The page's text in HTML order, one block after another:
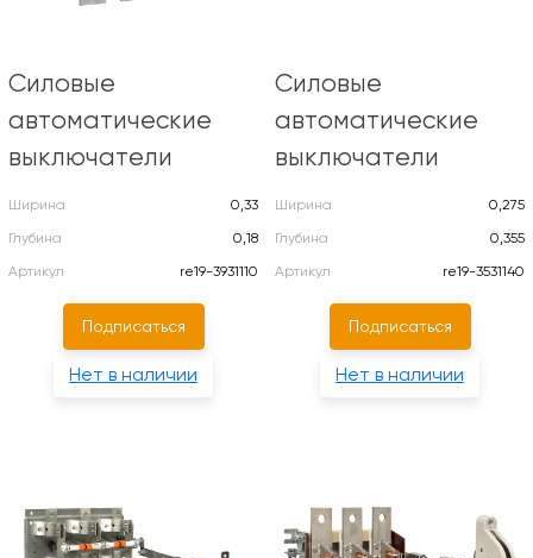
Силовые
автоматические
выключатели
Ширина
0,33
Глубина
0,18
Артикул
re19-3931110
Подписаться
Нет в наличии
Силовые
автоматические
выключатели
Ширина
0,275
Глубина
0,355
Артикул
re19-3531140
Подписаться
Нет в наличии